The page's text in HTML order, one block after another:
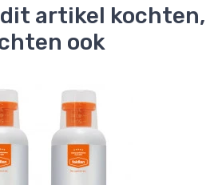
artikel kochten,
ook